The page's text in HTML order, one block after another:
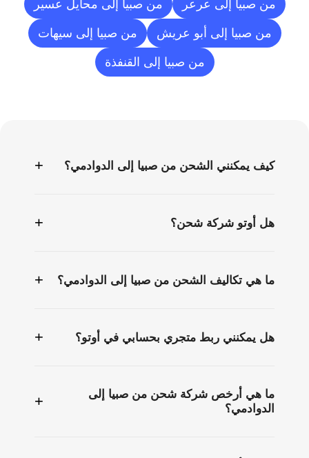
من صبيا إلى عرعر من صبيا إلى محايل عسير
من صبيا إلى أبو عريش من صبيا إلى سيهات
من صبيا إلى القنفذة
كيف يمكنني الشحن من صبيا إلى الدوادمي؟ +
هل أوتو شركة شحن؟ +
ما هي تكاليف الشحن من صبيا إلى الدوادمي؟ +
هل يمكنني ربط متجري بحسابي في أوتو؟ +
ما هي أرخص شركة شحن من صبيا إلى
الدوادمي؟
+